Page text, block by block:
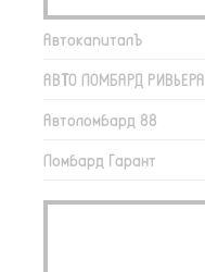
АвтокапиталЪ
АВТО ЛОМБАРД РИВЬЕРА
Автоломбард 88
Ломбард Гарант